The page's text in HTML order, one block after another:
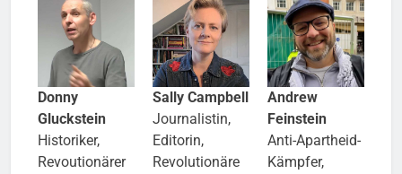
Donny
Gluckstein
Historiker,
Revoutionärer
Sally Campbell
Journalistin,
Editorin,
Revolutionäre
Andrew
Feinstein
Anti-Apart​heid-
Kämpfer,